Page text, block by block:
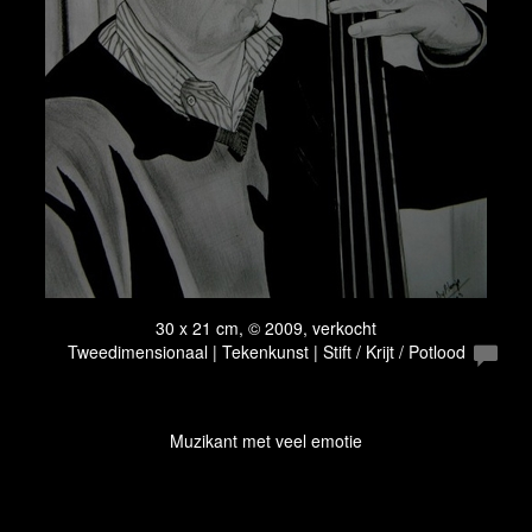
30 x 21 cm, © 2009, verkocht
Tweedimensionaal | Tekenkunst | Stift / Krijt / Potlood
Muzikant met veel emotie